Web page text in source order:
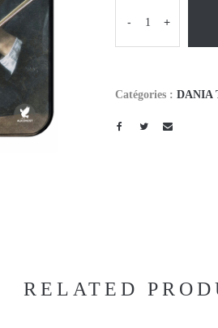
- +
Catégories : DANIA
RELATED